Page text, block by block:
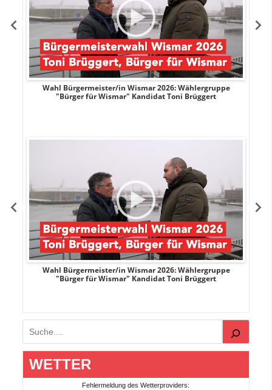
Wahl Bürgermeister/in Wismar 2026: Wählergruppe
"Bürger für Wismar" Kandidat Toni Brüggert
Wahl Bürgermeister/in Wismar 2026: Wählergruppe
"Bürger für Wismar" Kandidat Toni Brüggert
Suchen
WETTER
Fehlermeldung des Wetterproviders: